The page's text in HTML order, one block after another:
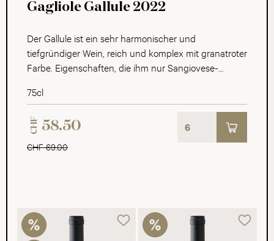
Gagliole Gallule 2022
Der Gallule ist ein sehr harmonischer und
tiefgründiger Wein, reich und komplex mit granatroter
Farbe. Eigenschaften, die ihm nur Sangiovese-
schenken können.
75cl
CHF 58.50
CHF 69.00